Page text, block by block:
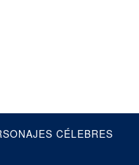
CÉLEBRES